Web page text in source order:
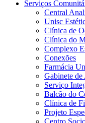
Serviços
Central
Unisc
Clínica de
Clínica do
Complexo
Conexões
Farmácia
Gabinete de
Serviço
Balcão do
Clínica de
Projeto
Centro